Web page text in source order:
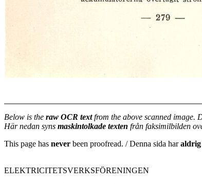
Below is the raw OCR textfrom the above scanned image.
Här nedan syns maskintolkade texten från faksimilbilden
This page has never been proofread. / Denna sida haraldrig
ELEKTRICITETSVERKSFÖRENINGEN